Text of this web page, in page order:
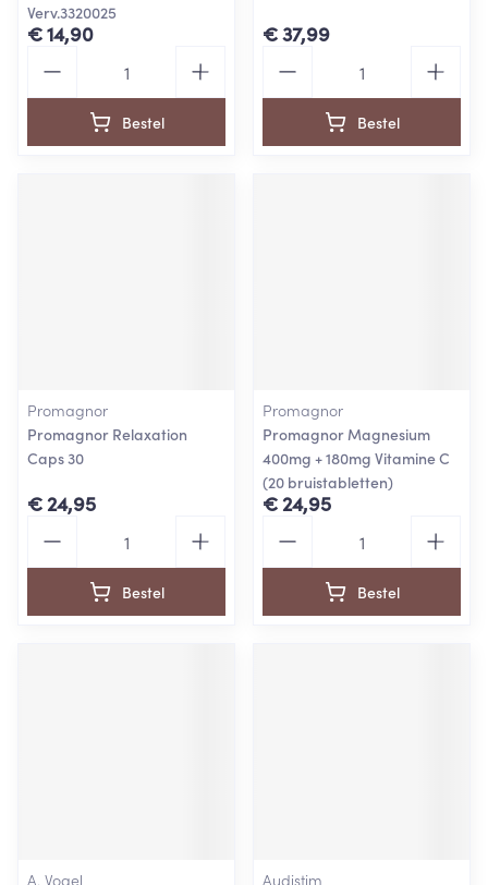
Verv.3320025
€ 14,90
Bestel
€ 37,99
Bestel
Promagnor
Promagnor Relaxation
Caps 30
€ 24,95
Bestel
Promagnor
Promagnor Magnesium
400mg + 180mg Vitamine C
(20 bruistabletten)
€ 24,95
Bestel
A. Vogel Audistim